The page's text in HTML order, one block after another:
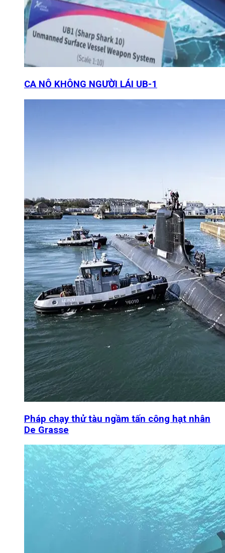
CA NÔ KHÔNG NGƯỜI LÁI UB-1
Pháp chạy thử tàu ngầm tấn công hạt nhân
De Grasse